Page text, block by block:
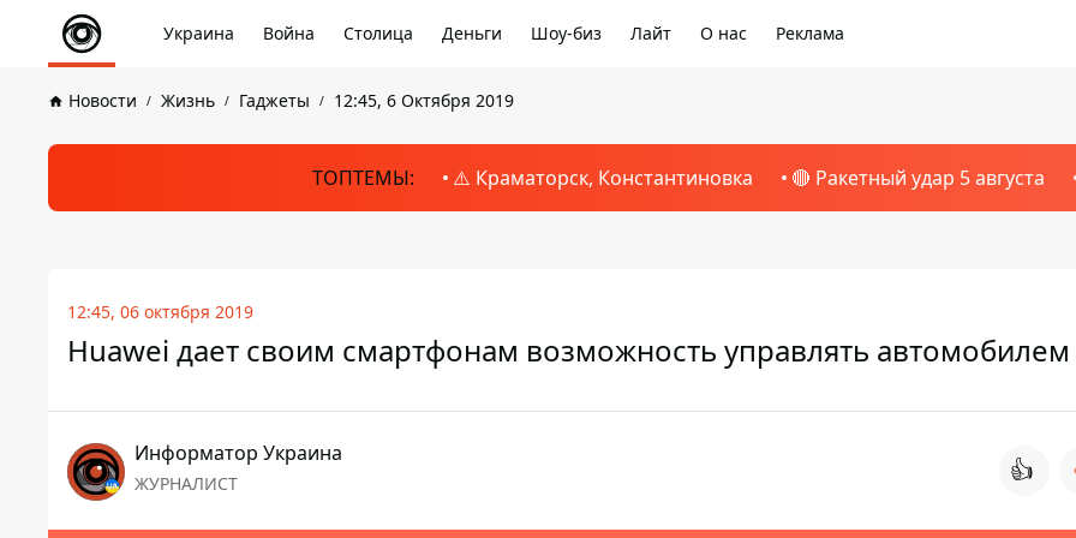
Украина Война Столица Деньги Шоу-биз Лайт О нас Реклама
Новости Жизнь Гаджеты 12:45, 6 Октября 2019
ТОПТЕМЫ: ⚠️ Краматорск, Константиновка 🔴 Ракетный удар 5 августа
12:45, 06 октября 2019
Huawei дает своим смартфонам возможность управлять автомобилем
Информатор Украина
ЖУРНАЛИСТ 👍